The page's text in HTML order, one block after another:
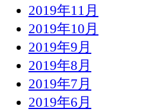
2019年11月
2019年10月
2019年9月
2019年8月
2019年7月
2019年6月